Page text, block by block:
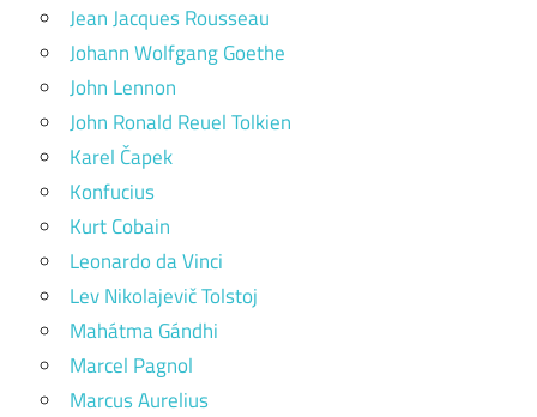
Jean Jacques Rousseau
Johann Wolfgang Goethe
John Lennon
John Ronald Reuel Tolkien
Karel Čapek
Konfucius
Kurt Cobain
Leonardo da Vinci
Lev Nikolajevič Tolstoj
Mahátma Gándhi
Marcel Pagnol
Marcus Aurelius